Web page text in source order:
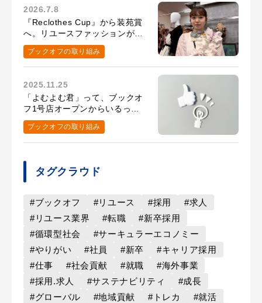
2026.7.8
『Reclothes Cup』から装苑賞
へ。リユースファッションがつ
ないだ、髙橋百花さんの挑戦
ブックオフの取り組み
2025.11.25
「よむよむ君」って、ブックオ
フ1号店オープンからいるって
知ってた？
ブックオフの取り組み
タグクラウド
#ブックオフ #リユース #採用
#求人
#リユース業界
#転職
#新卒採用
#循環型社会
#サーキュラーエコノミー
#やりがい
#社員 #新卒
#キャリア採用
#仕事
#社会貢献 #就職
#海外事業
#採用.求人
#サステナビリティ
#成長
#グローバル
#地域貢献 #トレカ
#就活